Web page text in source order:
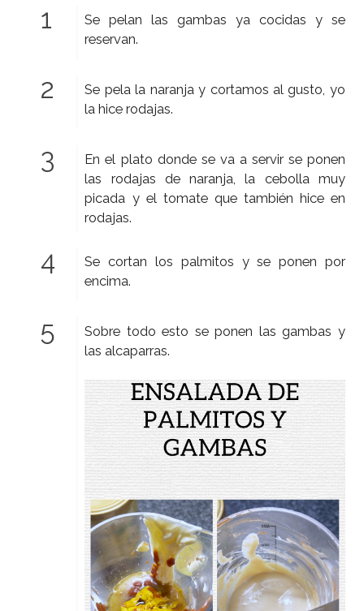
Se pelan las gambas ya cocidas y se
reservan.
Se pela la naranja y cortamos al gusto, yo
la hice rodajas.
En el plato donde se va a servir se ponen
las rodajas de naranja, la cebolla muy
picada y el tomate que también hice en
rodajas.
Se cortan los palmitos y se ponen por
encima.
Sobre todo esto se ponen las gambas y
las alcaparras.